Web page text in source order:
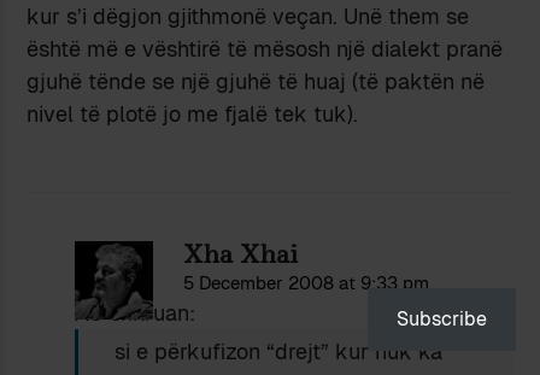
kur s’i dëgjon gjithmonë veçan. Unë them se
është më e vështirë të mësosh një dialekt pranë
gjuhë tënde se një gjuhë të huaj (të paktën në
nivel të plotë jo me fjalë tek tuk).
Xha Xhai
5 December 2008 at 9:33 pm
AC shkruan:
si e përkufizon “drejt” kur nuk ka
Subscribe